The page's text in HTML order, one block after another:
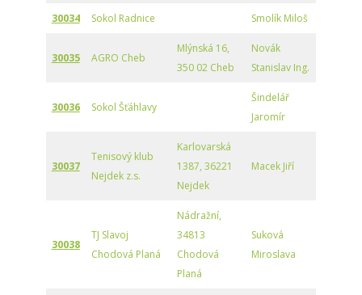
30034 Sokol Radnice Smolík Miloš
30035 AGRO Cheb
Mlýnská 16,
350 02 Cheb
Novák
Stanislav Ing.
30036 Sokol Šťáhlavy
Šindelář
Jaromír
30037
Tenisový klub
Nejdek z.s.
Karlovarská
1387, 36221
Nejdek
Macek Jiří
30038
TJ Slavoj
Chodová Planá
Nádražní,
34813
Chodová
Planá
Suková
Miroslava